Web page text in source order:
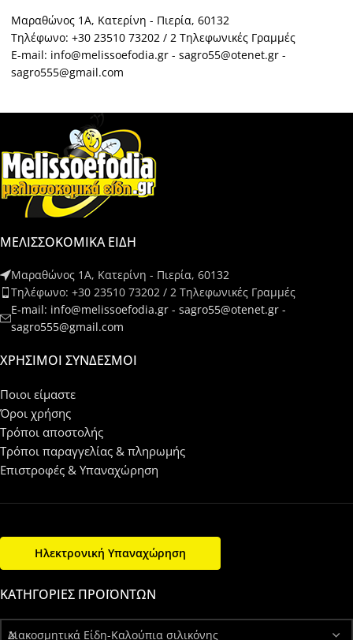
Μαραθώνος 1Α, Κατερίνη - Πιερία, 60132
Τηλέφωνο: +30 23510 73202 / 2 Τηλεφωνικές Γραμμές
E-mail: info@melissoefodia.gr - sagro55@otenet.gr -
sagro555@gmail.com
ΜΕΛΙΣΣΟΚΟΜΙΚΑ ΕΙΔΗ
Μαραθώνος 1Α, Κατερίνη - Πιερία, 60132
Τηλέφωνο: +30 23510 73202 / 2 Τηλεφωνικές Γραμμές
E-mail: info@melissoefodia.gr - sagro55@otenet.gr -
sagro555@gmail.com
ΧΡΉΣΙΜΟΙ ΣΎΝΔΕΣΜΟΙ
Ποιοι είμαστε
Όροι χρήσης
Τρόποι αποστολής
Τρόποι παραγγελίας & πληρωμής
Επιστροφές & Υπαναχώρηση
Ηλεκτρονική Υπαναχώρηση
ΚΑΤΗΓΟΡΊΕΣ ΠΡΟΪΌΝΤΩΝ
Διακοσμητικά Είδη-Καλούπια σιλικόνης